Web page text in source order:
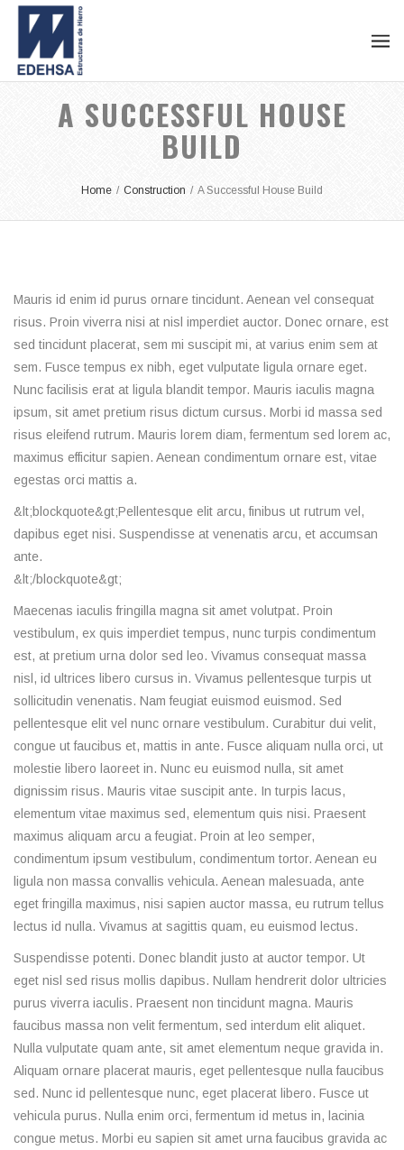
A SUCCESSFUL HOUSE
BUILD
Home / Construction / A Successful House Build
Mauris id enim id purus ornare tincidunt. Aenean vel consequat
risus. Proin viverra nisi at nisl imperdiet auctor. Donec ornare, est
sed tincidunt placerat, sem mi suscipit mi, at varius enim sem at
sem. Fusce tempus ex nibh, eget vulputate ligula ornare eget.
Nunc facilisis erat at ligula blandit tempor. Mauris iaculis magna
ipsum, sit amet pretium risus dictum cursus. Morbi id massa sed
risus eleifend rutrum. Mauris lorem diam, fermentum sed lorem ac,
maximus efficitur sapien. Aenean condimentum ornare est, vitae
egestas orci mattis a.
&lt;blockquote&gt;Pellentesque elit arcu, finibus ut rutrum vel,
dapibus eget nisi. Suspendisse at venenatis arcu, et accumsan
ante.
&lt;/blockquote&gt;
Maecenas iaculis fringilla magna sit amet volutpat. Proin
vestibulum, ex quis imperdiet tempus, nunc turpis condimentum
est, at pretium urna dolor sed leo. Vivamus consequat massa
nisl, id ultrices libero cursus in. Vivamus pellentesque turpis ut
sollicitudin venenatis. Nam feugiat euismod euismod. Sed
pellentesque elit vel nunc ornare vestibulum. Curabitur dui velit,
congue ut faucibus et, mattis in ante. Fusce aliquam nulla orci, ut
molestie libero laoreet in. Nunc eu euismod nulla, sit amet
dignissim risus. Mauris vitae suscipit ante. In turpis lacus,
elementum vitae maximus sed, elementum quis nisi. Praesent
maximus aliquam arcu a feugiat. Proin at leo semper,
condimentum ipsum vestibulum, condimentum tortor. Aenean eu
ligula non massa convallis vehicula. Aenean malesuada, ante
eget fringilla maximus, nisi sapien auctor massa, eu rutrum tellus
lectus id nulla. Vivamus at sagittis quam, eu euismod lectus.
Suspendisse potenti. Donec blandit justo at auctor tempor. Ut
eget nisl sed risus mollis dapibus. Nullam hendrerit dolor ultricies
purus viverra iaculis. Praesent non tincidunt magna. Mauris
faucibus massa non velit fermentum, sed interdum elit aliquet.
Nulla vulputate quam ante, sit amet elementum neque gravida in.
Aliquam ornare placerat mauris, eget pellentesque nulla faucibus
sed. Nunc id pellentesque nunc, eget placerat libero. Fusce ut
vehicula purus. Nulla enim orci, fermentum id metus in, lacinia
congue metus. Morbi eu sapien sit amet urna faucibus gravida ac